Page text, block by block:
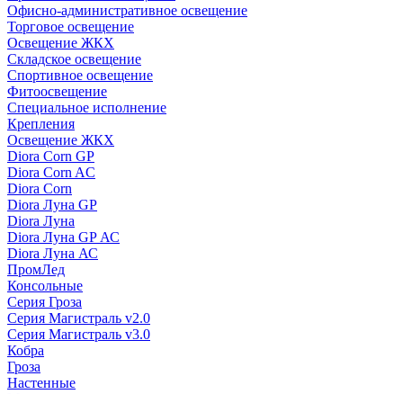
Офисно-административное освещение
Торговое освещение
Освещение ЖКХ
Складское освещение
Спортивное освещение
Фитоосвещение
Специальное исполнение
Крепления
Освещение ЖКХ
Diora Corn GP
Diora Corn AC
Diora Corn
Diora Луна GP
Diora Луна
Diora Луна GP АС
Diora Луна АС
ПромЛед
Консольные
Серия Гроза
Серия Магистраль v2.0
Серия Магистраль v3.0
Кобра
Гроза
Настенные